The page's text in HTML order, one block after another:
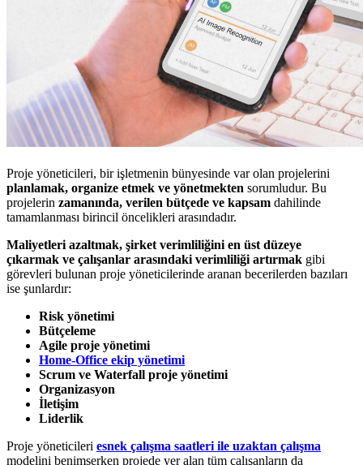
Proje yöneticileri, bir işletmenin bünyesinde var olan projelerini
planlamak, organize etmek ve yönetmekten sorumludur. Bu
projelerin zamanında, verilen bütçede ve kapsam dahilinde
tamamlanması birincil öncelikleri arasındadır.
Maliyetleri azaltmak, şirket verimliliğini en üst düzeye
çıkarmak ve çalışanlar arasındaki verimliliği artırmak gibi
görevleri bulunan proje yöneticilerinde aranan becerilerden bazıları
ise şunlardır:
Risk yönetimi
Bütçeleme
Agile proje yönetimi
Home-Office ekip yönetimi
Scrum ve Waterfall proje yönetimi
Organizasyon
İletişim
Liderlik
Proje yöneticileri esnek çalışma saatleri ile uzaktan çalışma
modelini benimserken projede yer alan tüm çalışanların da